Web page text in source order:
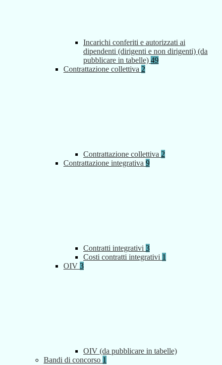
Incarichi conferiti e autorizzati ai
dipendenti (dirigenti e non dirigenti) (da
pubblicare in tabelle) 49
Contrattazione collettiva 2
Contrattazione collettiva 2
Contrattazione integrativa 9
Contratti integrativi 3
Costi contratti integrativi 1
OIV 3
OIV (da pubblicare in tabelle)
Bandi di concorso 1